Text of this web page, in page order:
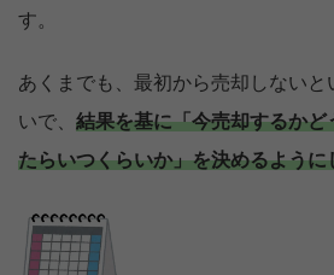
す。
あくまでも、最初から売却しないと
いで、 結果を基に「今売却するか
たらいつくらいか」を決めるように